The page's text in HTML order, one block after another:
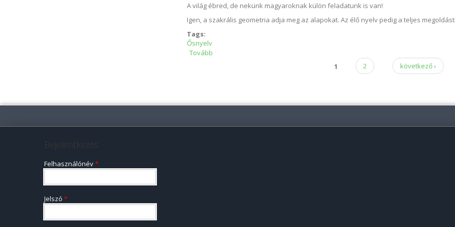
A világ ébred, de nekünk magyaroknak külön feladatunk is van!
Igen, a szakrális geometria adja meg az alapokat. Az élő nyelv pedig a teljes megoldást:
Tags:
Ősnyelv
Tovább
1 2 következő ›
Felhasználónév*
Jelszó *